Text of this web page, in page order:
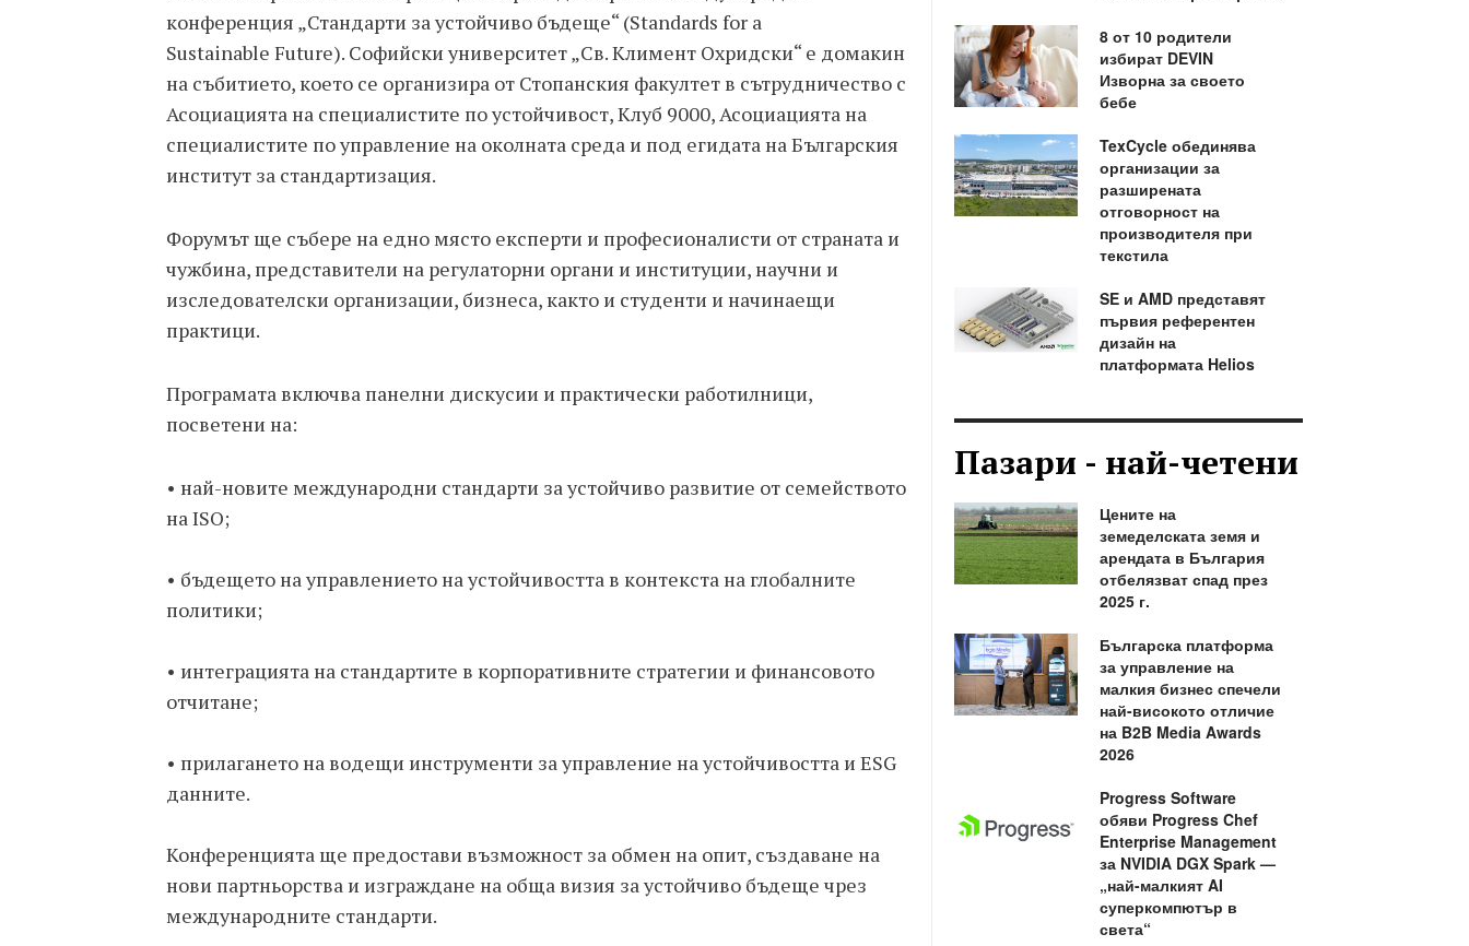
конференция „Стандарти за устойчиво бъдеще“ (Standards for a
Sustainable Future). Софийски университет „Св. Климент Охридски“ е домакин
на събитието, което се организира от Стопанския факултет в сътрудничество с
Асоциацията на специалистите по устойчивост, Клуб 9000, Асоциацията на
специалистите по управление на околната среда и под егидата на Българския
институт за стандартизация.
Форумът ще събере на едно място експерти и професионалисти от страната и
чужбина, представители на регулаторни органи и институции, научни и
изследователски организации, бизнеса, както и студенти и начинаещи
практици.
Програмата включва панелни дискусии и практически работилници,
посветени на:
• най-новите международни стандарти за устойчиво развитие от семейството
на ISO;
• бъдещето на управлението на устойчивостта в контекста на глобалните
политики;
• интеграцията на стандартите в корпоративните стратегии и финансовото
отчитане;
• прилагането на водещи инструменти за управление на устойчивостта и ESG
данните.
Конференцията ще предостави възможност за обмен на опит, създаване на
нови партньорства и изграждане на обща визия за устойчиво бъдеще чрез
международните стандарти.
8 от 10 родители
избират DEVIN
Изворна за своето
бебе
TexCycle обединява
организации за
разширената
отговорност на
производителя при
текстила
SE и AMD представят
първия референтен
дизайн на
платформата Helios
Пазари - най-четени
Цените на
земеделската земя и
арендата в България
отбелязват спад през
2025 г.
Българска платформа
за управление на
малкия бизнес спечели
най-високото отличие
на B2B Media Awards
2026
Progress Software
обяви Progress Chef
Enterprise Management
за NVIDIA DGX Spark —
„най-малкият AI
суперкомпютър в
света“